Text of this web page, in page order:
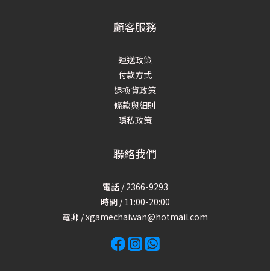
顧客服務
運送政策
付款方式
退換貨政策
條款與細則
隱私政策
聯絡我們
電話 / 2366-9293
時間 / 11:00-20:00
電郵 / xgamechaiwan@hotmail.com